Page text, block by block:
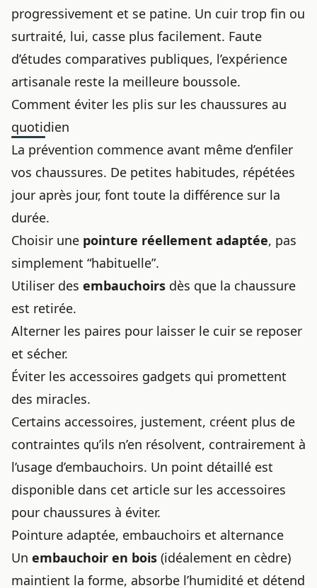
progressivement et se patine. Un cuir trop fin ou
surtraité, lui, casse plus facilement. Faute
d’études comparatives publiques, l’expérience
artisanale reste la meilleure boussole.
Comment éviter les plis sur les chaussures au
quotidien
La prévention commence avant même d’enfiler
vos chaussures. De petites habitudes, répétées
jour après jour, font toute la différence sur la
durée.
Choisir une pointure réellement adaptée, pas
simplement “habituelle”.
Utiliser des embauchoirs dès que la chaussure
est retirée.
Alterner les paires pour laisser le cuir se reposer
et sécher.
Éviter les accessoires gadgets qui promettent
des miracles.
Certains accessoires, justement, créent plus de
contraintes qu’ils n’en résolvent, contrairement à
l’usage d’embauchoirs. Un point détaillé est
disponible dans cet article sur les accessoires
pour chaussures à éviter.
Pointure adaptée, embauchoirs et alternance
Un embauchoir en bois (idéalement en cèdre)
maintient la forme, absorbe l’humidité et détend